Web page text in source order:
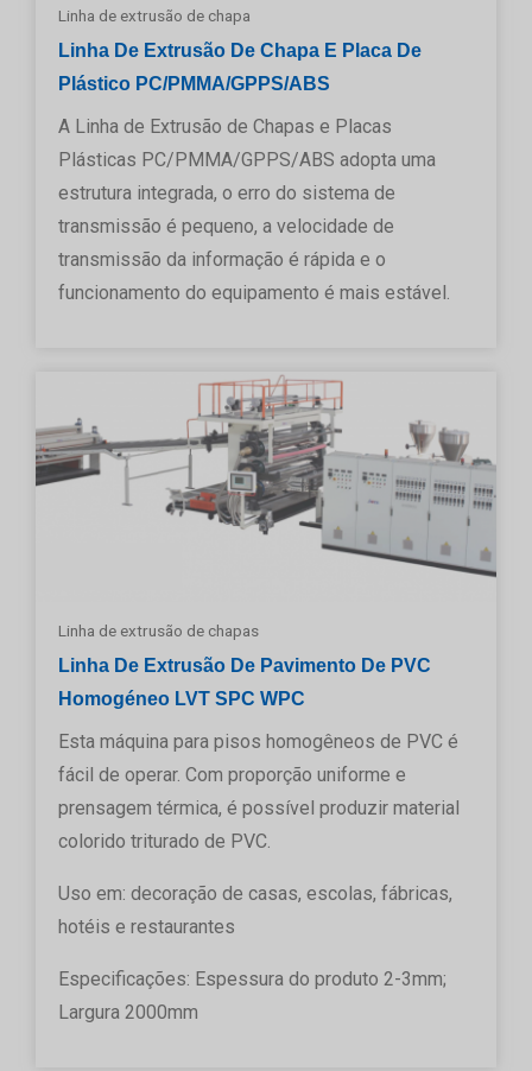
Linha de extrusão de chapa
Linha De Extrusão De Chapa E Placa De
Plástico PC/PMMA/GPPS/ABS
A Linha de Extrusão de Chapas e Placas
Plásticas PC/PMMA/GPPS/ABS adopta uma
estrutura integrada, o erro do sistema de
transmissão é pequeno, a velocidade de
transmissão da informação é rápida e o
funcionamento do equipamento é mais estável.
Linha de extrusão de chapas
Linha De Extrusão De Pavimento De PVC
Homogéneo LVT SPC WPC
Esta máquina para pisos homogêneos de PVC é
fácil de operar. Com proporção uniforme e
prensagem térmica, é possível produzir material
colorido triturado de PVC.
Uso em: decoração de casas, escolas, fábricas,
hotéis e restaurantes
Especificações: Espessura do produto 2-3mm;
Largura 2000mm